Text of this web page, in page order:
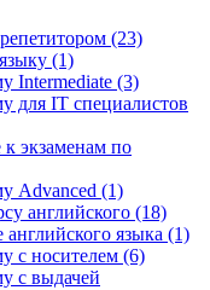
(23)
(1)
Intermediate (3)
для IT специалистов
экзаменам по
Advanced (1)
английского (18)
языка (1)
с носителем (6)
с выдачей